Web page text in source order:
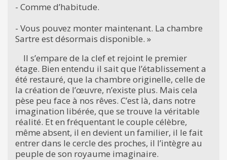
- Comme d’habitude.
- Vous pouvez monter maintenant. La chambre
Sartre est désormais disponible. »
Il s’empare de la clef et rejoint le premier
étage. Bien entendu il sait que l’établissement a
été restauré, que la chambre originelle, celle de
la création de l’œuvre, n’existe plus. Mais cela
pèse peu face à nos rêves. C’est là, dans notre
imagination libérée, que se trouve la véritable
réalité. Et en fréquentant le couple célèbre,
même absent, il en devient un familier, il le fait
entrer dans le cercle des proches, il l’intègre au
peuple de son royaume imaginaire.